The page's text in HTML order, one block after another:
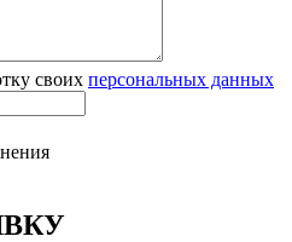
своих персональных данных